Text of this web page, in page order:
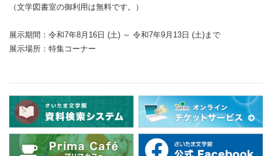
（文学図書室の御利用は無料です。）
展示期間：令和7年8月16日 (土) ～ 令和7年9月13日 (土)まで
展示場所：特集コーナー